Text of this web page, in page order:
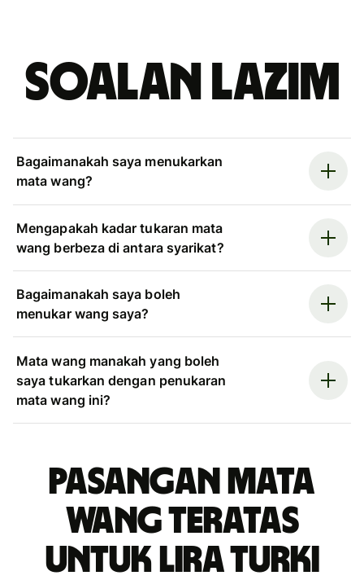
Soalan Lazim
Bagaimanakah saya menukarkan
mata wang?
Mengapakah kadar tukaran mata
wang berbeza di antara syarikat?
Bagaimanakah saya boleh
menukar wang saya?
Mata wang manakah yang boleh
saya tukarkan dengan penukaran
mata wang ini?
Pasangan mata
wang teratas
untuk lira Turki